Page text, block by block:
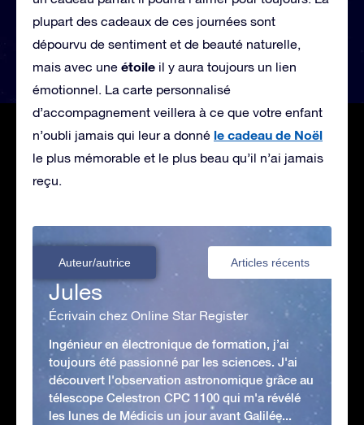
plupart des cadeaux de ces journées sont
dépourvu de sentiment et de beauté naturelle,
mais avec une étoile il y aura toujours un lien
émotionnel. La carte personnalisé
d’accompagnement veillera à ce que votre enfant
n’oubli jamais qui leur a donné le cadeau de Noël
le plus mémorable et le plus beau qu’il n’ai jamais
reçu.
Auteur/autrice Articles récents
Jules
Écrivain chez Online Star Register
Ingénieur en électronique de formation, j’ai
toujours été passionné par les sciences. J'ai
découvert l'observation astronomique grâce au
télescope Celestron CPC 1100 qui m'a révélé
les lunes de Médicis un jour avant Galilée...